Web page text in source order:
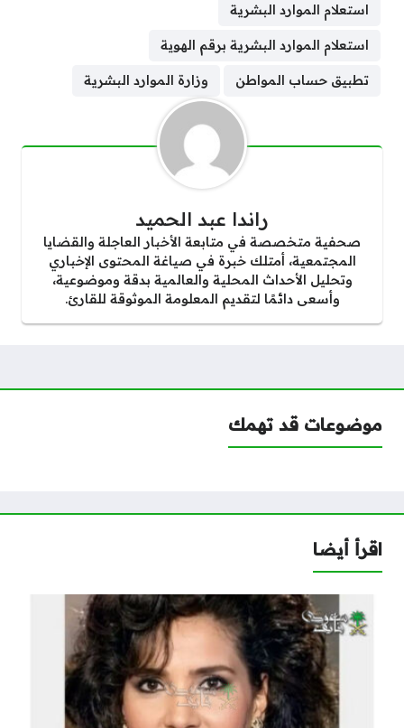
استعلام الموارد البشرية
استعلام الموارد البشرية برقم الهوية
تطبيق حساب المواطن وزارة الموارد البشرية
راندا عبد الحميد
صحفية متخصصة في متابعة الأخبار العاجلة والقضايا
المجتمعية، أمتلك خبرة في صياغة المحتوى الإخباري
وتحليل الأحداث المحلية والعالمية بدقة وموضوعية،
وأسعى دائمًا لتقديم المعلومة الموثوقة للقارئ.
موضوعات قد تهمك
اقرأ أيضا